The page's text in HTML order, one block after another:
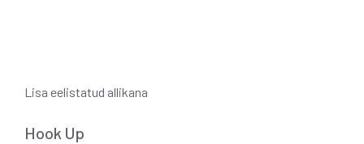
Lisa eelistatud allikana
Hook Up